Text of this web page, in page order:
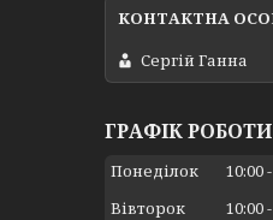
Сергій Ганна
ГРАФІК РОБОТИ
Понеділок 10:00
Вівторок
10:00